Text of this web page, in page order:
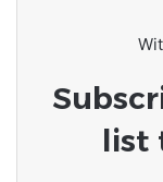
list